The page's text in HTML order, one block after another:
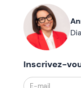
Inscrivez-